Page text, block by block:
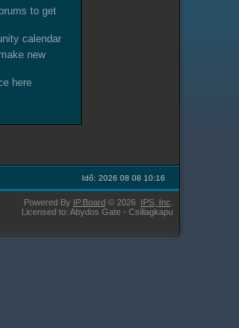
to get
calendar
new
here
Idő: 2026 08 08 10:16
Powered By IP.Board © 2026 IPS, Inc.
Licensed to: Abydos Gate - Csillagkapu